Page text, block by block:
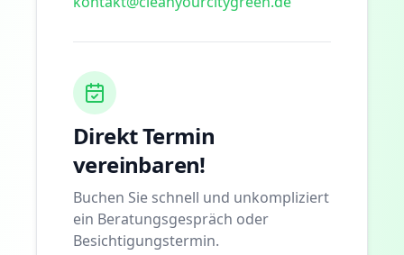
Direkt Termin
vereinbaren!
Buchen Sie schnell und unkompliziert
ein Beratungsgespräch oder
Besichtigungstermin.